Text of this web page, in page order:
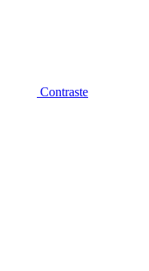
Contraste